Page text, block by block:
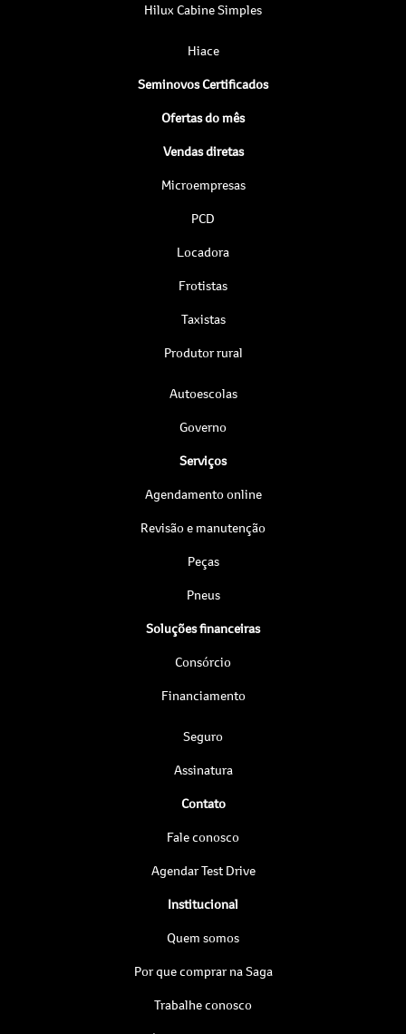
Hilux Cabine Simples
Hiace
Seminovos Certificados
Ofertas do mês
Vendas diretas
Microempresas
PCD
Locadora
Frotistas
Taxistas
Produtor rural
Autoescolas
Governo
Serviços
Agendamento online
Revisão e manutenção
Peças
Pneus
Soluções financeiras
Consórcio
Financiamento
Seguro
Assinatura
Contato
Fale conosco
Agendar Test Drive
Institucional
Quem somos
Por que comprar na Saga
Trabalhe conosco